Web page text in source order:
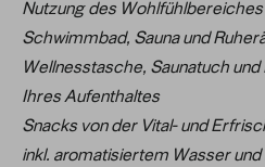
Nutzung des
Schwimmbad, Sauna und
Wellnesstasche, Saunatuch
Ihres Aufenthaltes
Snacks von der Vital- und
inkl. aromatisiertem Wasser